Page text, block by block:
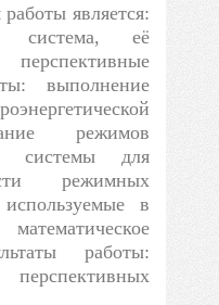
является:
система, её
выполнение
режимов
системы для
режимных
в
работы: